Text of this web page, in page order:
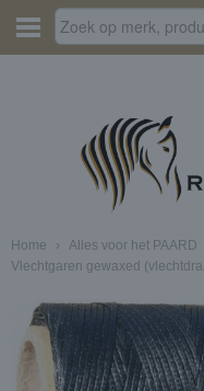
Home › Alles voor het PAARD
Vlechtgaren gewaxed